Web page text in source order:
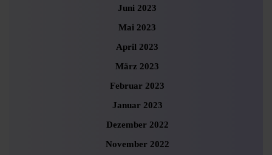
Juni 2023
Mai 2023
April 2023
März 2023
Februar 2023
Januar 2023
Dezember 2022
November 2022